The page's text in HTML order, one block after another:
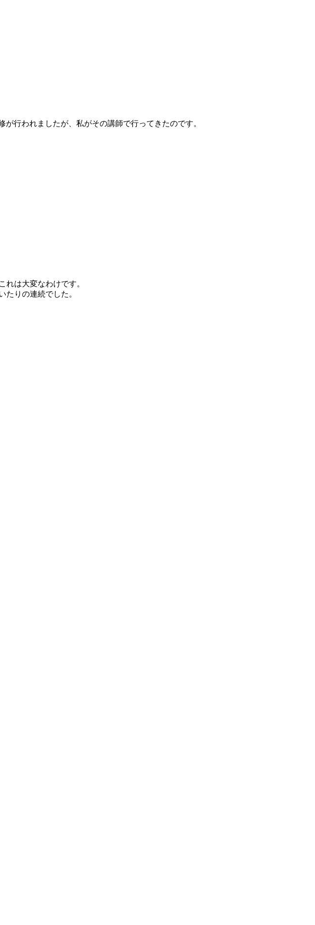
行われましたが、私がその講師で行ってきたのです。
れは大変なわけです。
たりの連続でした。